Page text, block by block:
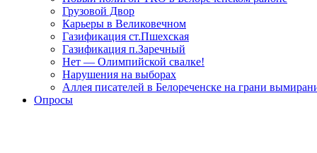
Грузовой Двор
Карьеры в Великовечном
Газификация ст.Пшехская
Газификация п.Заречный
Нет — Олимпийской свалке!
Нарушения на выборах
Аллея писателей в Белореченске на грани
Опросы